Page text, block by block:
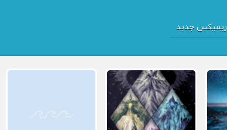
ریمیکس جدید